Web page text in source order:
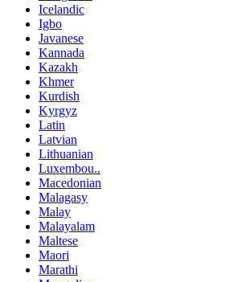
Icelandic
Igbo
Javanese
Kannada
Kazakh
Khmer
Kurdish
Kyrgyz
Latin
Latvian
Lithuanian
Luxembou..
Macedonian
Malagasy
Malay
Malayalam
Maltese
Maori
Marathi